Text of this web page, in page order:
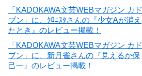
「KADOKAWA文芸WEBマガジン カド
ブン」に、ｸﾛﾆｽﾀさんの『少女Aが消え
たとき』のレビュー掲載！
「KADOKAWA文芸WEBマガジン カド
ブン」に、新月雀さんの『見えるか保
己一』のレビュー掲載！